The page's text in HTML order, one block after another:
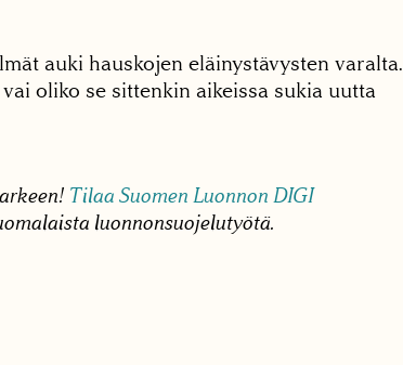
auki hauskojen eläinystävysten varalta.
oliko se sittenkin aikeissa sukia uutta
Tilaa Suomen Luonnon DIGI
luonnonsuojelutyötä.